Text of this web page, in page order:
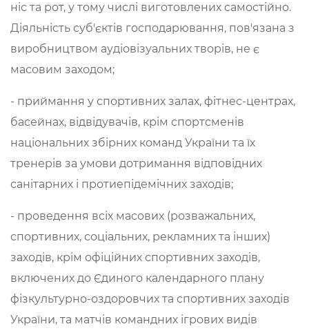
ніс та рот, у тому числі виготовлених самостійно.
Діяльність суб'єктів господарювання, пов'язана з
виробництвом аудіовізуальних творів, не є
масовим заходом;
- приймання у спортивних залах, фітнес-центрах,
басейнах, відвідувачів, крім спортсменів
національних збірних команд України та їх
тренерів за умови дотримання відповідних
санітарних і протиепідемічних заходів;
- проведення всіх масових (розважальних,
спортивних, соціальних, рекламних та інших)
заходів, крім офіційних спортивних заходів,
включених до Єдиного календарного плану
фізкультурно-оздоровчих та спортивних заходів
України, та матчів командних ігрових видів